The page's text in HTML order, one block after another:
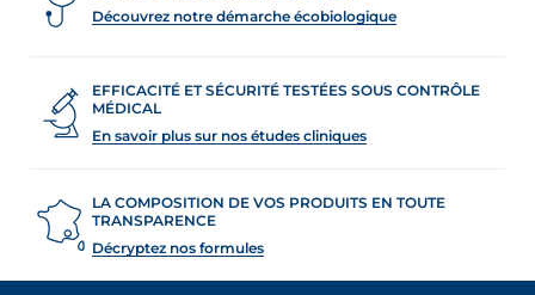
Découvrez notre démarche écobiologique
EFFICACITÉ ET SÉCURITÉ TESTÉES SOUS CONTRÔLE
MÉDICAL
En savoir plus sur nos études cliniques
LA COMPOSITION DE VOS PRODUITS EN TOUTE
TRANSPARENCE
Décryptez nos formules